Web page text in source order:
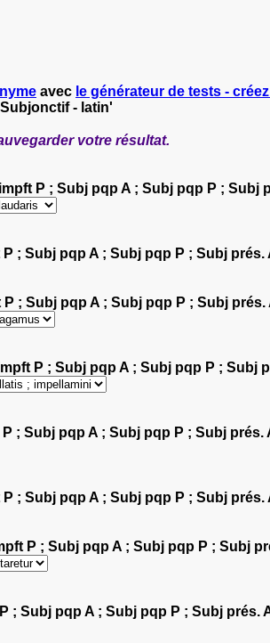
avec le générateur de tests -
- latin'
votre résultat.
P ; Subj pqp A ; Subj pqp P ; Subj
; Subj pqp A ; Subj pqp P ; Subj prés.
; Subj pqp A ; Subj pqp P ; Subj prés.
P ; Subj pqp A ; Subj pqp P ; Subj
; Subj pqp A ; Subj pqp P ; Subj prés.
; Subj pqp A ; Subj pqp P ; Subj prés.
P ; Subj pqp A ; Subj pqp P ; Subj
; Subj pqp A ; Subj pqp P ; Subj prés.